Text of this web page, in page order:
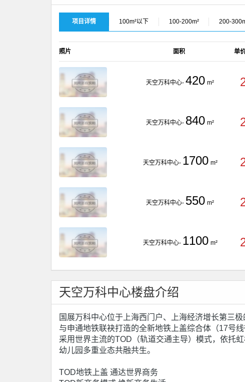
项目详情 100m²以下 100-200m² 200-
照片 面积 单
天空万科中心- 420 m²
天空万科中心- 840 m²
天空万科中心- 1700 m²
天空万科中心- 550 m²
天空万科中心- 1100 m²
天空万科中心楼盘介绍
国展万科中心位于上海西门户、上海经济增长第三
与申通地铁联袂打造的全新地铁上盖综合体（17号线
采用世界主流的TOD（轨道交通主导）模式，依托
幼儿园多重业态共融共生。
TOD地铁上盖 通达世界商务